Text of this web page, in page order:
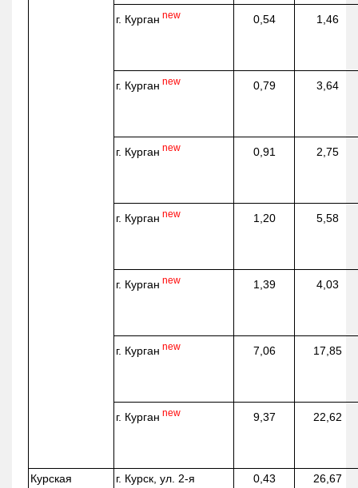
г. Курган new 0,54 1,46
г. Курган new 0,79 3,64
г. Курган new 0,91 2,75
г. Курган new 1,20 5,58
г. Курган new 1,39 4,03
г. Курган new 7,06 17,85
г. Курган new 9,37 22,62
Курская
г. Курск, ул. 2-я
0,43 26,67